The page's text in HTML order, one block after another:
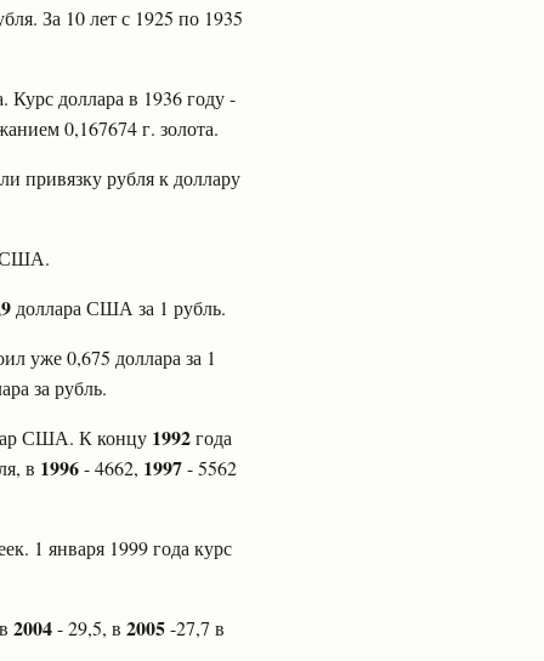
За 10 лет с 1925 по 1935
Курс доллара в 1936 году -
0,167674 г. золота.
привязку рубля к доллару
США.
доллара США за 1 рубль.
уже 0,675 доллара за 1
за рубль.
США. К концу 1992года
в 1996- 4662, 1997- 5562
1 января 1999 года курс
2004- 29,5, в 2005-27,7 в